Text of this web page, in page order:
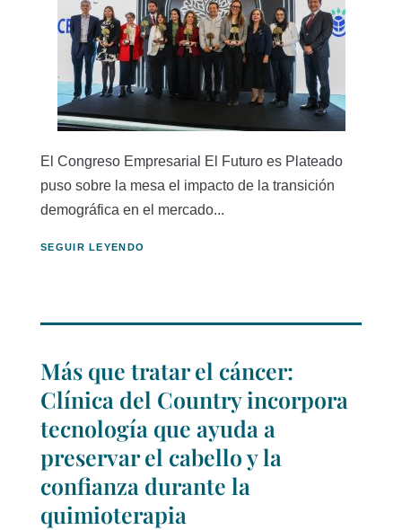
El Congreso Empresarial El Futuro es Plateado
puso sobre la mesa el impacto de la transición
demográfica en el mercado...
SEGUIR LEYENDO
Más que tratar el cáncer:
Clínica del Country incorpora
tecnología que ayuda a
preservar el cabello y la
confianza durante la
quimioterapia